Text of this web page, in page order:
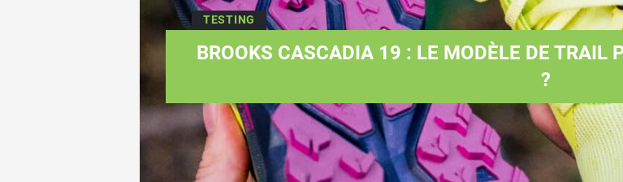
TESTING
BROOKS CASCADIA 19 : LE MODÈLE DE TRAIL
?